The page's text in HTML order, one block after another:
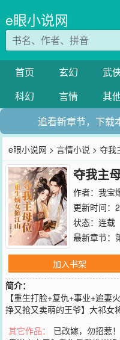
e眼小说网
首页 玄幻 武
科幻
言情 其
追看新章节，下载
e眼小说网 >言情小说 > 夺我
夺我主
作者： 我宝
更新时间：
状态：连载
最新章节：
加入书架
简介：
【重生打脸+复仇+事业+追妻
挣又抢又卖萌的王爷】大祁女
照料三年，渣男恢复却失忆，
其它作品： 已改嫁，勿招惹